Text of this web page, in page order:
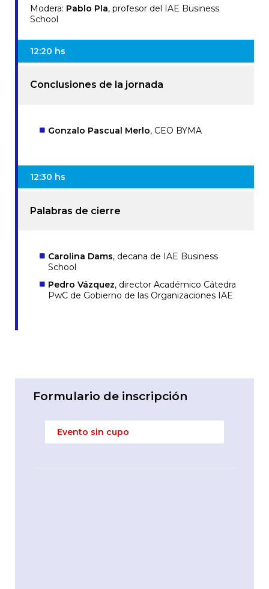
Modera: Pablo Pla, profesor del IAE Business
School
12:20 hs
Conclusiones de la jornada
Gonzalo Pascual Merlo, CEO BYMA
12:30 hs
Palabras de cierre
Carolina Dams, decana de IAE Business
School
Pedro Vázquez, director Académico Cátedra
PwC de Gobierno de las Organizaciones IAE
Formulario de inscripción
Evento sin cupo